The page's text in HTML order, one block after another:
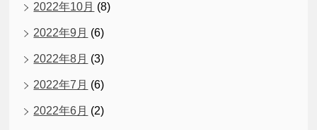
2022年10月 (8)
2022年9月 (6)
2022年8月 (3)
2022年7月 (6)
2022年6月 (2)